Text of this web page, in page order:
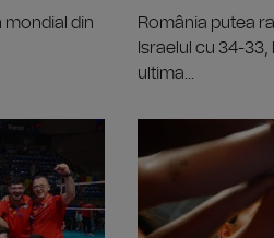
mondial din
România putea
Israelul cu 34-
ultima...
Naționala de polo a